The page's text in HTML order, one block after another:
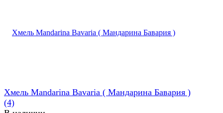
Хмель Mandarina Bavaria ( Maндарина Бавария )
(4)